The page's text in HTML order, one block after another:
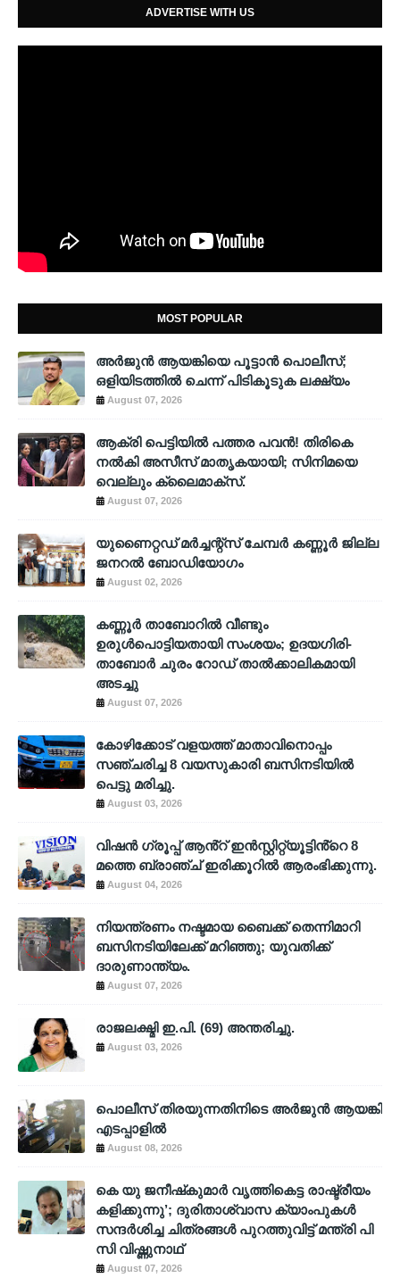
ADVERTISE WITH US
MOST POPULAR
അര്‍ജുന്‍ ആയങ്കിയെ പൂട്ടാന്‍ പൊലീസ്;
ഒളിയിടത്തില്‍ ചെന്ന് പിടികൂടുക ലക്ഷ്യം
August 07, 2026
ആക്രി പെട്ടിയിൽ പത്തര പവൻ! തിരികെ
നൽകി അസീസ് മാതൃകയായി; സിനിമയെ
വെല്ലും ക്ലൈമാക്സ്.
August 07, 2026
യുണൈറ്റഡ് മർച്ചന്റ്സ് ചേമ്പർ കണ്ണൂർ ജില്ല
ജനറൽ ബോഡിയോഗം
August 02, 2026
കണ്ണൂർ താബോറിൽ വീണ്ടും
ഉരുൾപൊട്ടിയതായി സംശയം; ഉദയഗിരി-
താബോർ ചുരം റോഡ് താൽക്കാലികമായി
അടച്ചു
August 07, 2026
കോഴിക്കോട് വളയത്ത് മാതാവിനൊപ്പം
സഞ്ചരിച്ച 8 വയസുകാരി ബസിനടിയിൽ
പെട്ടു മരിച്ചു.
August 03, 2026
വിഷൻ ഗ്രൂപ്പ് ആൻ്റ് ഇൻസ്റ്റിറ്റ്യൂട്ടിൻ്റെ 8
മത്തെ ബ്രാഞ്ച് ഇരിക്കൂറിൽ ആരംഭിക്കുന്നു.
August 04, 2026
നിയന്ത്രണം നഷ്ടമായ ബൈക്ക് തെന്നിമാറി
ബസിനടിയിലേക്ക് മറിഞ്ഞു; യുവതിക്ക്
ദാരുണാന്ത്യം.
August 07, 2026
രാജലക്ഷ്മി ഇ.പി. (69) അന്തരിച്ചു.
August 03, 2026
പൊലീസ് തിരയുന്നതിനിടെ അര്‍ജുന്‍ ആയങ്കി
എടപ്പാളില്‍
August 08, 2026
കെ യു ജനീഷ്‌കുമാര്‍ വൃത്തികെട്ട രാഷ്ട്രീയം
കളിക്കുന്നു’; ദുരിതാശ്വാസ ക്യാംപുകള്‍
സന്ദര്‍ശിച്ച ചിത്രങ്ങള്‍ പുറത്തുവിട്ട് മന്ത്രി പി
സി വിഷ്ണുനാഥ്
August 07, 2026